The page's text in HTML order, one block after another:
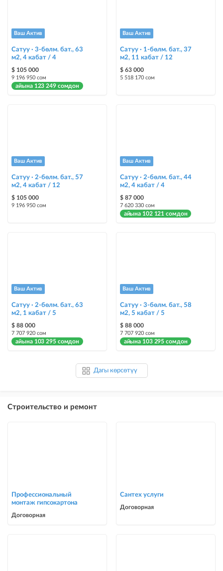
бөлүмүндө көрсөтүлөт
Чаптамалар
Опциялары бар жаркыраган стикерлер сиздин мүлкүңүздү
башкалардан өзгөчөлөнтүп, аны тезирээк сатууга жардам берет
Ваш Актив
Сатуу · 3-бөлм. бат., 63
м2, 4 кабат / 4
$ 105 000
9 196 950 сом
айына 123 249 сомдон
Ваш Актив
Сатуу · 1-бөлм. бат., 37
м2, 11 кабат / 12
$ 63 000
5 518 170 сом
Ваш Актив
Сатуу · 2-бөлм. бат., 57
м2, 4 кабат / 12
$ 105 000
9 196 950 сом
Ваш Актив
Сатуу · 2-бөлм. бат., 44
м2, 4 кабат / 4
$ 87 000
7 620 330 сом
айына 102 121 сомдон
Ваш Актив
Сатуу · 2-бөлм. бат., 63
м2, 1 кабат / 5
$ 88 000
7 707 920 сом
айына 103 295 сомдон
Ваш Актив
Сатуу · 3-бөлм. бат., 58
м2, 5 кабат / 5
$ 88 000
7 707 920 сом
айына 103 295 сомдон
Дагы көрсөтүү
Строительство и ремонт
Профессиональный
монтаж гипсокартона
Договорная
Сантех услуги
Договорная